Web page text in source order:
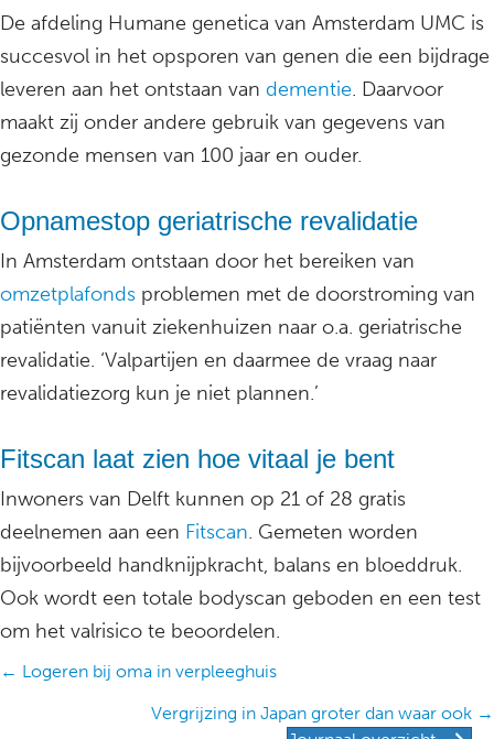
De afdeling Humane genetica van Amsterdam UMC is
succesvol in het opsporen van genen die een bijdrage
leveren aan het ontstaan van dementie. Daarvoor
maakt zij onder andere gebruik van gegevens van
gezonde mensen van 100 jaar en ouder.
Opnamestop geriatrische revalidatie
In Amsterdam ontstaan door het bereiken van
omzetplafonds problemen met de doorstroming van
patiënten vanuit ziekenhuizen naar o.a. geriatrische
revalidatie. ‘Valpartijen en daarmee de vraag naar
revalidatiezorg kun je niet plannen.’
Fitscan laat zien hoe vitaal je bent
Inwoners van Delft kunnen op 21 of 28 gratis
deelnemen aan een Fitscan. Gemeten worden
bijvoorbeeld handknijpkracht, balans en bloeddruk.
Ook wordt een totale bodyscan geboden en een test
om het valrisico te beoordelen.
Posts
← Logeren bij oma in verpleeghuis
Vergrijzing in Japan groter dan waar ook →